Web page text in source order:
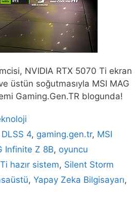
NVIDIA RTX 5070 Ti ekran
üstün soğutmasıyla MSI MAG
Gaming.Gen.TR blogunda!
DLSS 4, gaming.gen.tr, MSI
Infinite Z 8B, oyuncu
hazır sistem, Silent Storm
, Yapay Zeka Bilgisayarı,